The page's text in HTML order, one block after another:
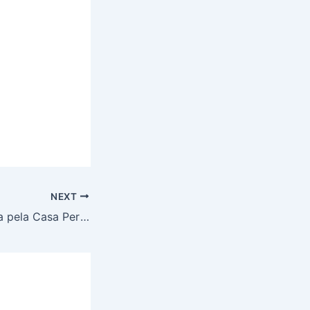
NEXT
Arthur e a Procura pela Casa Perfeita